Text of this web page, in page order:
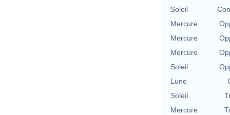
Soleil
Mercure
Mercure
Mercure
Soleil
Lune
Soleil
Mercure